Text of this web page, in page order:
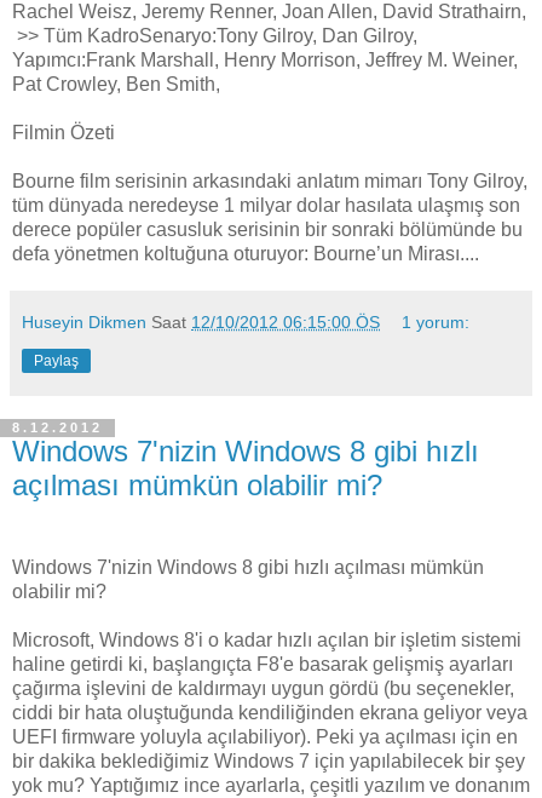
Rachel Weisz, Jeremy Renner, Joan Allen, David Strathairn,
>> Tüm KadroSenaryo:Tony Gilroy, Dan Gilroy,
Yapımcı:Frank Marshall, Henry Morrison, Jeffrey M. Weiner,
Pat Crowley, Ben Smith,
Filmin Özeti
Bourne film serisinin arkasındaki anlatım mimarı Tony Gilroy,
tüm dünyada neredeyse 1 milyar dolar hasılata ulaşmış son
derece popüler casusluk serisinin bir sonraki bölümünde bu
defa yönetmen koltuğuna oturuyor: Bourne’un Mirası....
Huseyin Dikmen Saat 12/10/2012 06:15:00 ÖS 1 yorum:
Paylaş
8.12.2012
Windows 7'nizin Windows 8 gibi hızlı
açılması mümkün olabilir mi?
Windows 7'nizin Windows 8 gibi hızlı açılması mümkün
olabilir mi?
Microsoft, Windows 8'i o kadar hızlı açılan bir işletim sistemi
haline getirdi ki, başlangıçta F8'e basarak gelişmiş ayarları
çağırma işlevini de kaldırmayı uygun gördü (bu seçenekler,
ciddi bir hata oluştuğunda kendiliğinden ekrana geliyor veya
UEFI firmware yoluyla açılabiliyor). Peki ya açılması için en
bir dakika beklediğimiz Windows 7 için yapılabilecek bir şey
yok mu? Yaptığımız ince ayarlarla, çeşitli yazılım ve donanım